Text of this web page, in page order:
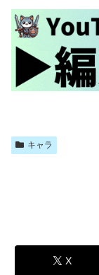
キャラ
X